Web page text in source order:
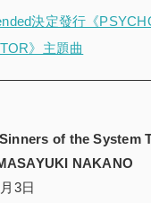
決定發行《
》主題曲
of the System
NAKANO
3日